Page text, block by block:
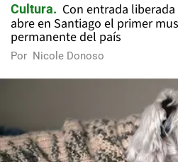
Cultura
Con entrada
abre en Santiago el primer
permanente del país
Por Nicole Donoso